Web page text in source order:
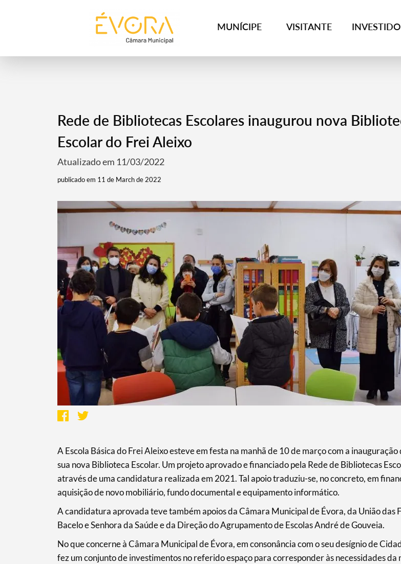
MUNÍCIPE VISITANTE
Rede de Bibliotecas Escolares inaugurou nova
Escolar do Frei Aleixo
Atualizado em 11/03/2022
publicado em 11 de March de 2022
A Escola Básica do Frei Aleixo esteve em festa na manhã de 10 de março com a inauguração
sua nova Biblioteca Escolar. Um projeto aprovado e financiado pela Rede de Bibliotecas
através de uma candidatura realizada em 2021. Tal apoio traduziu-se, no concreto, em
aquisição de novo mobiliário, fundo documental e equipamento informático.
A candidatura aprovada teve também apoios da Câmara Municipal de Évora, da União das
Bacelo e Senhora da Saúde e da Direção do Agrupamento de Escolas André de Gouveia.
No que concerne à Câmara Municipal de Évora, em consonância com o seu desígnio de
fez um conjunto de investimentos no referido espaço para corresponder às necessidades da